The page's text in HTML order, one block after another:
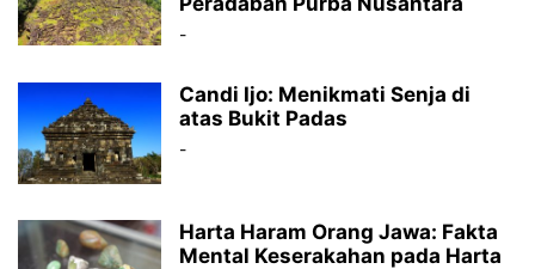
-
Candi Ijo: Menikmati Senja di
atas Bukit Padas
-
Harta Haram Orang Jawa: Fakta
Mental Keserakahan pada Harta